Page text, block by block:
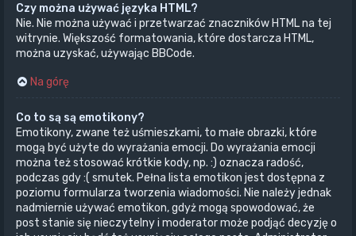
Czy można używać języka HTML?
Nie. Nie można używać i przetwarzać znaczników HTML na tej
witrynie. Większość formatowania, które dostarcza HTML,
można uzyskać, używając BBCode.
Na górę
Co to są są emotikony?
Emotikony, zwane też uśmieszkami, to małe obrazki, które
mogą być użyte do wyrażania emocji. Do wyrażania emocji
można też stosować krótkie kody, np. :) oznacza radość,
podczas gdy :( smutek. Pełna lista emotikon jest dostępna z
poziomu formularza tworzenia wiadomości. Nie należy jednak
nadmiernie używać emotikon, gdyż mogą spowodować, że
post stanie się nieczytelny i moderator może podjąć decyzję o